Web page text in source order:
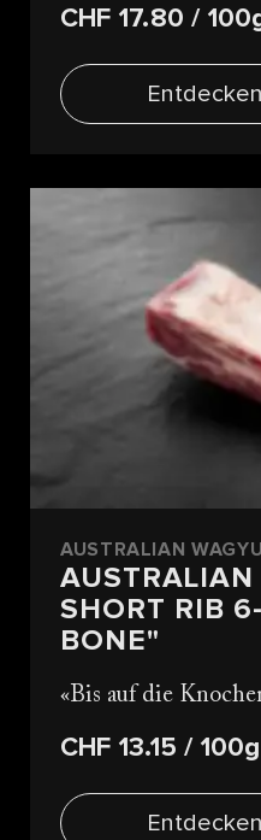
CHF 17.80/
Entdecken
AUSTRALIAN WAGYU
AUSTRALIAN
SHORT RIB
BONE"
Bis auf die
CHF 13.15/ 100g
Entdecken